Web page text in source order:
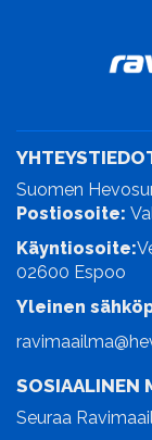
Suomen
Postiosoite:
Käyntiosoite:
02600 Espoo
Yleinen
SOSIAALINEN
Seuraa